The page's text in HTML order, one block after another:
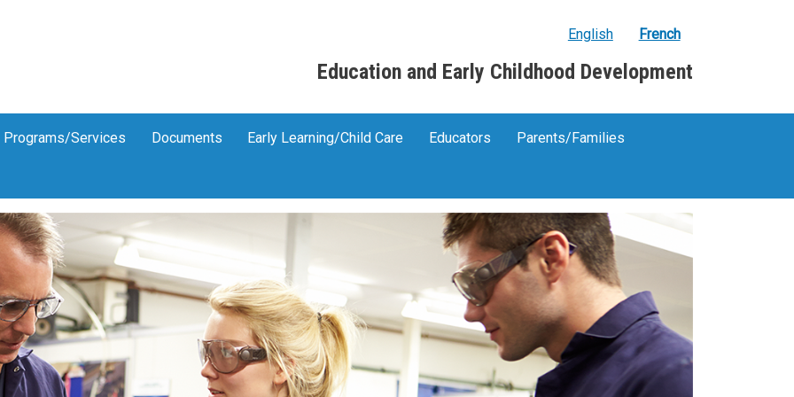
English French
Education and Early Childhood Development
Programs/Services Documents Early Learning/Child Care Educators Parents/Families